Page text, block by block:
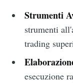
Strumenti
strumenti
trading
esecuzione